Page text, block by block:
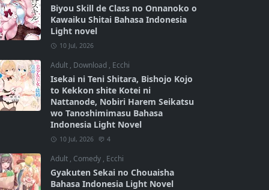
Biyou Skill de Class no Onnanoko o
Kawaiku Shitai Bahasa Indonesia
Light novel
10 Jul, 2026
Adult , Download , Ecchi
Isekai ni Teni Shitara, Bishojo Kojo
to Kekkon shite Kotei ni
Nattanode, Nobiri Harem Seikatsu
wo Tanoshimimasu Bahasa
Indonesia Light Novel
10 Jul, 2026 4
Adult , Comedy , Ecchi
Gyakuten Sekai no Chouaisha
Bahasa Indonesia Light Novel